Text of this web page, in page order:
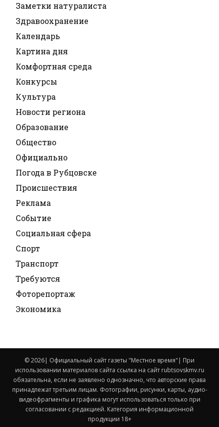
Заметки натуралиста
Здравоохранение
Календарь
Картина дня
Комфортная среда
Конкурсы
Культура
Новости региона
Образование
Общество
Официально
Погода в Рубцовске
Происшествия
Реклама
Событие
Социальная сфера
Спорт
Транспорт
Требуются
Фоторепортаж
Экономика
© 2026| Официальный сайт газеты "Местное время"| При
использовании материалов сайта ссылка на сайт rubtsovskmv.ru
обязательна, если не заявлено однозначно, что авторские права
принадлежат третьим лицам. Фотографии, рисунки, карты, аудио-
видеофрагменты и графика могут использоваться только при
согласовании с редакцией. Категория информационной
продукции 18+